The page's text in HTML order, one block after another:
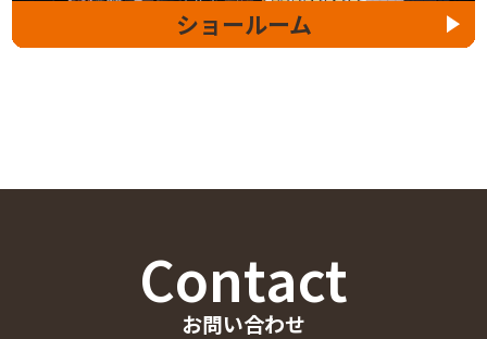
ショールーム
Contact
お問い合わせ